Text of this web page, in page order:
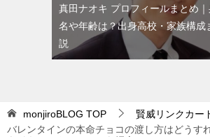
真田ナオキ プロフィールまとめ
名や年齢は？出身高校・家族構成
説
monjiroBLOG TOP
賢威リンクカー
バレンタインの本命チョコの渡し方はどうす